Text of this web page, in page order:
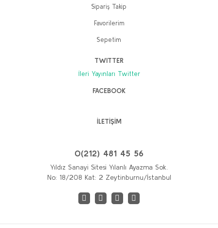
Sipariş Takip
Favorilerim
Sepetim
TWITTER
İleri Yayınları Twitter
FACEBOOK
İLETİŞİM
0(212) 481 45 56
Yıldız Sanayi Sitesi Yılanlı Ayazma Sok.
No: 18/208 Kat: 2 Zeytinburnu/İstanbul